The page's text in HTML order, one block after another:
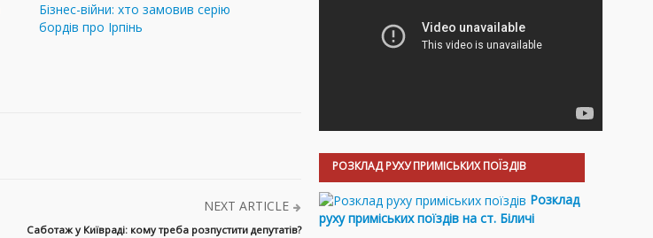
Бізнес-війни: хто замовив серію
бордів про Ірпінь
NEXT ARTICLE
Саботаж у Київраді: кому треба розпустити депутатів?
РОЗКЛАД РУХУ ПРИМІСЬКИХ ПОЇЗДІВ
Розклад
руху приміських поїздів на ст. Біличі